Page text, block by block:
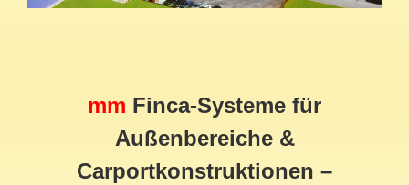
mm Finca-Systeme für
Außenbereiche &
Carportkonstruktionen –